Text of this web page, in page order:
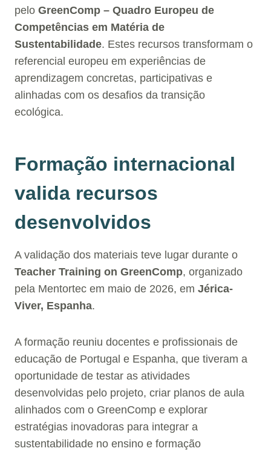
pelo GreenComp – Quadro Europeu de
Competências em Matéria de
Sustentabilidade. Estes recursos transformam o
referencial europeu em experiências de
aprendizagem concretas, participativas e
alinhadas com os desafios da transição
ecológica.
Formação internacional
valida recursos
desenvolvidos
A validação dos materiais teve lugar durante o
Teacher Training on GreenComp, organizado
pela Mentortec em maio de 2026, em Jérica-
Viver, Espanha.
A formação reuniu docentes e profissionais de
educação de Portugal e Espanha, que tiveram a
oportunidade de testar as atividades
desenvolvidas pelo projeto, criar planos de aula
alinhados com o GreenComp e explorar
estratégias inovadoras para integrar a
sustentabilidade no ensino e formação